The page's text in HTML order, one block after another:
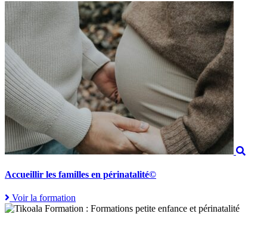
Accueillir les familles en périnatalité©
Voir la formation